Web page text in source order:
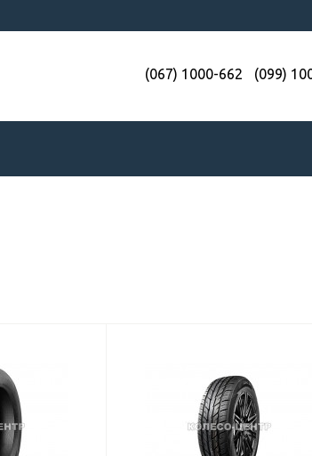
(067) 1000-662 (099)